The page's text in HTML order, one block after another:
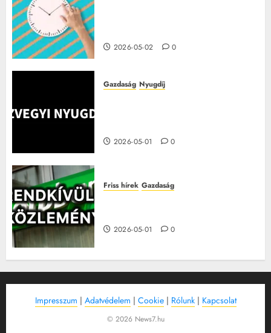
2026-05-02 0
Gazdaság Nyugdíj
2026-05-01 0
Friss hírek Gazdaság
2026-05-01 0
Impresszum | Adatvédelem | Cookie| Rólunk| Kapcsolat
© 2026 News7.hu